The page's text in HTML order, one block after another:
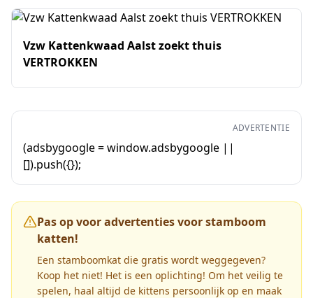
Vzw Kattenkwaad Aalst zoekt thuis
VERTROKKEN
ADVERTENTIE
(adsbygoogle = window.adsbygoogle ||
[]).push({});
Pas op voor advertenties voor stamboom
katten!
Een stamboomkat die gratis wordt weggegeven?
Koop het niet! Het is een oplichting! Om het veilig te
spelen, haal altijd de kittens persoonlijk op en maak